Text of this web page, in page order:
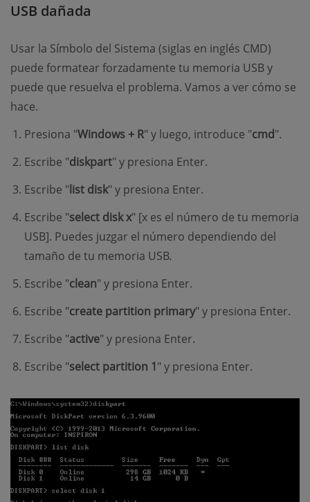
USB dañada
Usar la Símbolo del Sistema (siglas en inglés CMD)
puede formatear forzadamente tu memoria USB y
puede que resuelva el problema. Vamos a ver cómo se
hace.
Presiona "Windows + R" y luego, introduce "cmd".
Escribe "diskpart" y presiona Enter.
Escribe "list disk" y presiona Enter.
Escribe "select disk x" [x es el número de tu memoria
USB]. Puedes juzgar el número dependiendo del
tamaño de tu memoria USB.
Escribe "clean" y presiona Enter.
Escribe "create partition primary" y presiona Enter.
Escribe "active" y presiona Enter.
Escribe "select partition 1" y presiona Enter.